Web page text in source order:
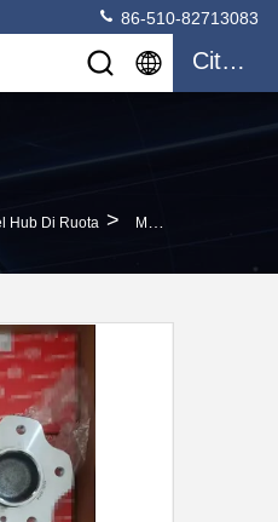
86-510-82713083
Citazione
Hub Di Ruota > Mercato USA 43202-4EA0A Kit Di Cuscinetti Per Ruote Per Mercedes